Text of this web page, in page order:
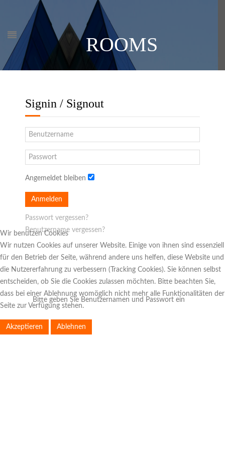
ROOMS
Signin / Signout
Angemeldet bleiben
Anmelden
Passwort vergessen?
Benutzername vergessen?
Bitte geben Sie Benutzernamen und Passwort ein
Wir benutzen Cookies
Wir nutzen Cookies auf unserer Website. Einige von ihnen sind essenziell
für den Betrieb der Seite, während andere uns helfen, diese Website und
die Nutzererfahrung zu verbessern (Tracking Cookies). Sie können selbst
entscheiden, ob Sie die Cookies zulassen möchten. Bitte beachten Sie,
dass bei einer Ablehnung womöglich nicht mehr alle Funktionalitäten der
Seite zur Verfügung stehen.
Akzeptieren Ablehnen